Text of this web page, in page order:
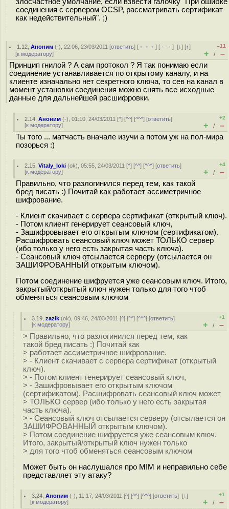
соединения с сервером OCSP, рассматривать сертификат
как недействительный". ;)
1.12 ,Аноним (-), 22:06, 23/03/2011 [ответить] [ ﹢﹢﹢] [ · · ·][↓] [↑]
[к модератору]
–11
+ / –
Принцип гнилой ? А сам протокол ? Я так понимаю если
соединение устанавливается по открытому каналу, и на
клиенте изначально нет секретного ключа, то сев на канал в
момент установки соединения можно снять все исходные
данные для дальнейшей расшифровки.
2.14 ,Аноним (-), 01:10, 24/03/2011 [^] [^^] [^^^] [ответить]
[к модератору]
+2
+ / –
Ты того ... матчасть вначале изучи а потом уж на пол-мира
позорься :)
2.15 ,Vitaly_loki (ok), 05:55, 24/03/2011 [^] [^^] [^^^] [ответить]
[к модератору]
+4
+ / –
Правильно, что разлогинился перед тем, как такой
бред писать :) Почитай как работает ассиметричное
шифрование.
- Клиент скачивает с сервера сертификат (открытый ключ).
- Потом клиент генерирует сеансовый ключ,
- Зашифровывает его открытым ключом (сертификатом).
Расшифровать сеансовый ключ может ТОЛЬКО сервер
(ибо только у него есть закрытая часть ключа).
- Сеансовый ключ отсылается серверу (отсылается он
ЗАШИФРОВАННЫЙ открытым ключом).
Потом соединение шифруется уже сеансовым ключ. Итого,
закрытый/открытый ключ нужен только для того чтоб
обменяться сеансовым ключом
3.19 ,zazik (ok), 09:46, 24/03/2011 [^] [^^] [^^^] [ответить]
[к модератору]
+1
+ / –
> Правильно, что разлогинился перед тем, как
такой бред писать :) Почитай как
> работает ассиметричное шифрование.
> - Клиент скачивает с сервера сертификат (открытый
ключ).
> - Потом клиент генерирует сеансовый ключ,
> - Зашифровывает его открытым ключом
(сертификатом). Расшифровать сеансовый ключ может
> ТОЛЬКО сервер (ибо только у него есть закрытая
часть ключа).
> - Сеансовый ключ отсылается серверу (отсылается он
ЗАШИФРОВАННЫЙ открытым ключом).
> Потом соединение шифруется уже сеансовым ключ.
Итого, закрытый/открытый ключ нужен только
> для того чтоб обменяться сеансовым ключом
Может быть он наслушался про MIM и неправильно себе
представляет эту атаку?
3.24 ,Аноним (-), 11:17, 24/03/2011 [^] [^^] [^^^] [ответить][↓]
[к модератору]
+1
+ / –